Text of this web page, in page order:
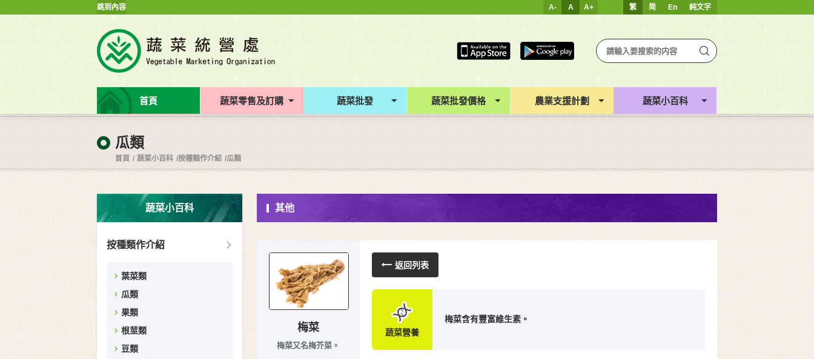
跳到內容 繁 简 En 純文字
A- A A+
首頁 蔬菜零售及訂購 蔬菜批發 蔬菜批發價格 農業支援計劃 蔬菜小百科
瓜類
首頁 蔬菜小百科 按種類作介紹 瓜類
蔬菜小百科
按種類作介紹
葉菜類
瓜類
果類
根莖類
豆類
其他
梅菜
梅菜又名梅芥菜。
返回列表
蔬菜營養
梅菜含有豐富維生素。